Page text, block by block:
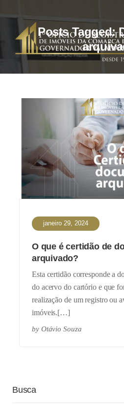
Posts Tagged:
janeiro 29, 2024
O que é certidão de
arquivado?
Esta certidão corresponde a
do acervo do cartório e que
realização de um registro ou
imóveis.[…]
by Otávio Souza
Busca